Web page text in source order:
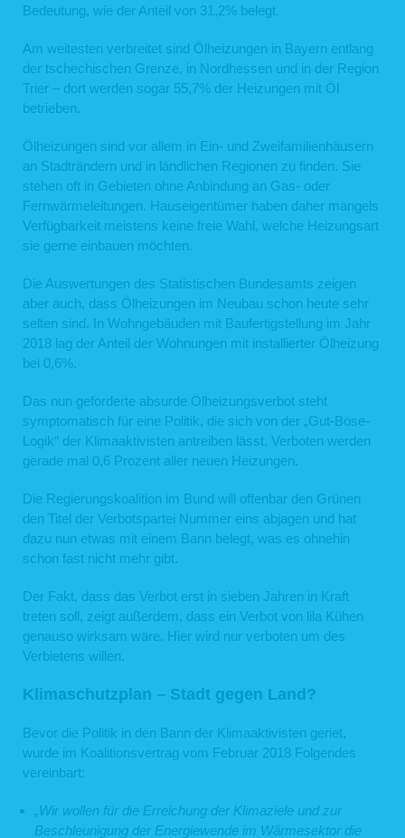
Bedeutung, wie der Anteil von 31,2% belegt.
Am weitesten verbreitet sind Ölheizungen in Bayern entlang
der tschechischen Grenze, in Nordhessen und in der Region
Trier – dort werden sogar 55,7% der Heizungen mit Öl
betrieben.
Ölheizungen sind vor allem in Ein- und Zweifamilienhäusern
an Stadträndern und in ländlichen Regionen zu finden. Sie
stehen oft in Gebieten ohne Anbindung an Gas- oder
Fernwärmeleitungen. Hauseigentümer haben daher mangels
Verfügbarkeit meistens keine freie Wahl, welche Heizungsart
sie gerne einbauen möchten.
Die Auswertungen des Statistischen Bundesamts zeigen
aber auch, dass Ölheizungen im Neubau schon heute sehr
selten sind. In Wohngebäuden mit Baufertigstellung im Jahr
2018 lag der Anteil der Wohnungen mit installierter Ölheizung
bei 0,6%.
Das nun geforderte absurde Ölheizungsverbot steht
symptomatisch für eine Politik, die sich von der „Gut-Böse-
Logik“ der Klimaaktivisten antreiben lässt. Verboten werden
gerade mal 0,6 Prozent aller neuen Heizungen.
Die Regierungskoalition im Bund will offenbar den Grünen
den Titel der Verbotspartei Nummer eins abjagen und hat
dazu nun etwas mit einem Bann belegt, was es ohnehin
schon fast nicht mehr gibt.
Der Fakt, dass das Verbot erst in sieben Jahren in Kraft
treten soll, zeigt außerdem, dass ein Verbot von lila Kühen
genauso wirksam wäre. Hier wird nur verboten um des
Verbietens willen.
Klimaschutzplan – Stadt gegen Land?
Bevor die Politik in den Bann der Klimaaktivisten geriet,
wurde im Koalitionsvertrag vom Februar 2018 Folgendes
vereinbart:
„Wir wollen für die Erreichung der Klimaziele und zur
Beschleunigung der Energiewende im Wärmesektor die